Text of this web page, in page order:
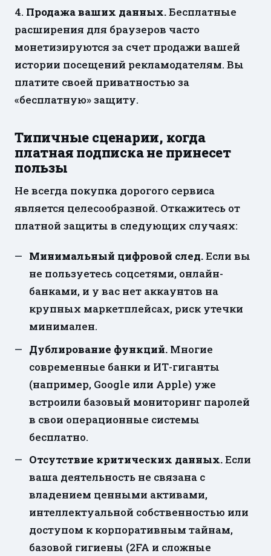
4. Продажа ваших данных.Бесплатные
расширения для браузеров часто
монетизируются за счет продажи вашей
истории посещений рекламодателям. Вы
платите своей приватностью за
«бесплатную» защиту.
Типичные сценарии, когда
платная подписка не принесет
пользы
Не всегда покупка дорогого сервиса
является целесообразной. Откажитесь от
платной защиты в следующих случаях:
Минимальный цифровой след.Если вы
не пользуетесь соцсетями, онлайн-
банками, и у вас нет аккаунтов на
крупных маркетплейсах, риск утечки
минимален.
Дублирование функций. Многие
современные банки и ИТ-гиганты
(например, Google или Apple) уже
встроили базовый мониторинг паролей
в свои операционные системы
бесплатно.
Отсутствие критических данных.Если
ваша деятельность не связана с
владением ценными активами,
интеллектуальной собственностью или
доступом к корпоративным тайнам,
базовой гигиены (2FA и сложные